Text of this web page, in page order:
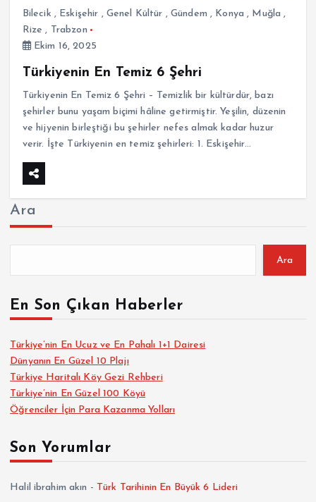
Bilecik , Eskişehir , Genel Kültür , Gündem , Konya , Muğla ,
Rize , Trabzon
Ekim 16, 2025
Türkiyenin En Temiz 6 Şehri
Türkiyenin En Temiz 6 Şehri – Temizlik bir kültürdür, bazı
şehirler bunu yaşam biçimi hâline getirmiştir. Yeşilin, düzenin
ve hijyenin birleştiği bu şehirler nefes almak kadar huzur
verir. İşte Türkiyenin en temiz şehirleri: 1. Eskişehir…
Ara
Ara
En Son Çıkan Haberler
Türkiye’nin En Ucuz ve En Pahalı 1+1 Dairesi
Dünyanın En Güzel 10 Plajı
Türkiye Haritalı Köy Gezi Rehberi
Türkiye’nin En Güzel 100 Köyü
Öğrenciler İçin Para Kazanma Yolları
Son Yorumlar
Halil ibrahim akın - Türk Tarihinin En Büyük 6 Lideri